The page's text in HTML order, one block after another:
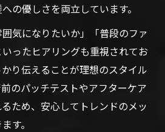
の優しさを両立しています。
気になりたいか」「普段のファ
ったヒアリングも重視されてお
り伝えることが理想のスタイル
のパッチテストやアフターケア
ため、安心してトレンドのメッ
す。